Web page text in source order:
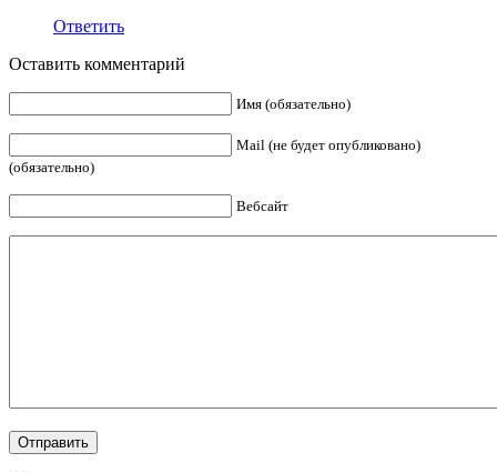
Ответить
Оставить комментарий
Имя (обязательно)
Mail (не будет опубликовано)
(обязательно)
Вебсайт